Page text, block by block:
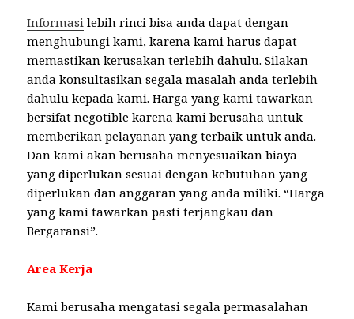
Informasi lebih rinci bisa anda dapat dengan
menghubungi kami, karena kami harus dapat
memastikan kerusakan terlebih dahulu. Silakan
anda konsultasikan segala masalah anda terlebih
dahulu kepada kami. Harga yang kami tawarkan
bersifat negotible karena kami berusaha untuk
memberikan pelayanan yang terbaik untuk anda.
Dan kami akan berusaha menyesuaikan biaya
yang diperlukan sesuai dengan kebutuhan yang
diperlukan dan anggaran yang anda miliki. “Harga
yang kami tawarkan pasti terjangkau dan
Bergaransi”.
Area Kerja
Kami berusaha mengatasi segala permasalahan